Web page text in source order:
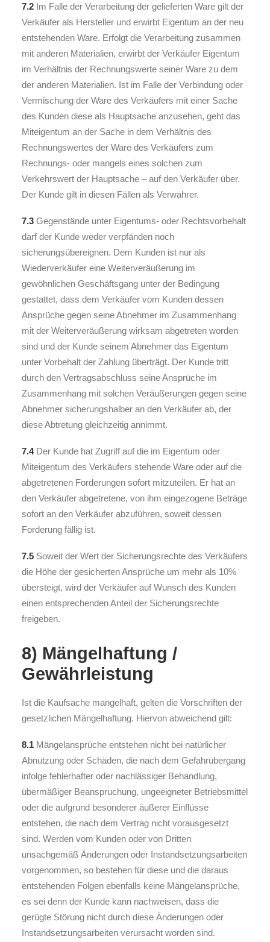
7.2 Im Falle der Verarbeitung der gelieferten Ware gilt der
Verkäufer als Hersteller und erwirbt Eigentum an der neu
entstehenden Ware. Erfolgt die Verarbeitung zusammen
mit anderen Materialien, erwirbt der Verkäufer Eigentum
im Verhältnis der Rechnungswerte seiner Ware zu dem
der anderen Materialien. Ist im Falle der Verbindung oder
Vermischung der Ware des Verkäufers mit einer Sache
des Kunden diese als Hauptsache anzusehen, geht das
Miteigentum an der Sache in dem Verhältnis des
Rechnungswertes der Ware des Verkäufers zum
Rechnungs- oder mangels eines solchen zum
Verkehrswert der Hauptsache – auf den Verkäufer über.
Der Kunde gilt in diesen Fällen als Verwahrer.
7.3 Gegenstände unter Eigentums- oder Rechtsvorbehalt
darf der Kunde weder verpfänden noch
sicherungsübereignen. Dem Kunden ist nur als
Wiederverkäufer eine Weiterveräußerung im
gewöhnlichen Geschäftsgang unter der Bedingung
gestattet, dass dem Verkäufer vom Kunden dessen
Ansprüche gegen seine Abnehmer im Zusammenhang
mit der Weiterveräußerung wirksam abgetreten worden
sind und der Kunde seinem Abnehmer das Eigentum
unter Vorbehalt der Zahlung überträgt. Der Kunde tritt
durch den Vertragsabschluss seine Ansprüche im
Zusammenhang mit solchen Veräußerungen gegen seine
Abnehmer sicherungshalber an den Verkäufer ab, der
diese Abtretung gleichzeitig annimmt.
7.4Der Kunde hat Zugriff auf die im Eigentum oder
Miteigentum des Verkäufers stehende Ware oder auf die
abgetretenen Forderungen sofort mitzuteilen. Er hat an
den Verkäufer abgetretene, von ihm eingezogene Beträge
sofort an den Verkäufer abzuführen, soweit dessen
Forderung fällig ist.
7.5 Soweit der Wert der Sicherungsrechte des Verkäufers
die Höhe der gesicherten Ansprüche um mehr als 10%
übersteigt, wird der Verkäufer auf Wunsch des Kunden
einen entsprechenden Anteil der Sicherungsrechte
freigeben.
8) Mängelhaftung /
Gewährleistung
Ist die Kaufsache mangelhaft, gelten die Vorschriften der
gesetzlichen Mängelhaftung. Hiervon abweichend gilt:
8.1 Mängelansprüche entstehen nicht bei natürlicher
Abnutzung oder Schäden, die nach dem Gefahrübergang
infolge fehlerhafter oder nachlässiger Behandlung,
übermäßiger Beanspruchung, ungeeigneter Betriebsmittel
oder die aufgrund besonderer äußerer Einflüsse
entstehen, die nach dem Vertrag nicht vorausgesetzt
sind. Werden vom Kunden oder von Dritten
unsachgemäß Änderungen oder Instandsetzungsarbeiten
vorgenommen, so bestehen für diese und die daraus
entstehenden Folgen ebenfalls keine Mängelansprüche,
es sei denn der Kunde kann nachweisen, dass die
gerügte Störung nicht durch diese Änderungen oder
Instandsetzungsarbeiten verursacht worden sind.